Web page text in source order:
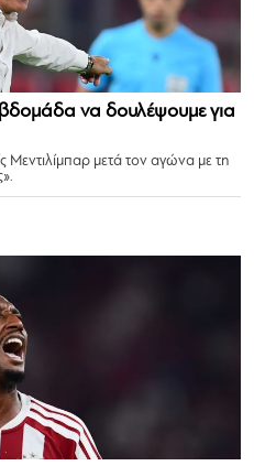
να δουλέψουμε για
Μεντιλίμπαρ μετά τον αγώνα με τη